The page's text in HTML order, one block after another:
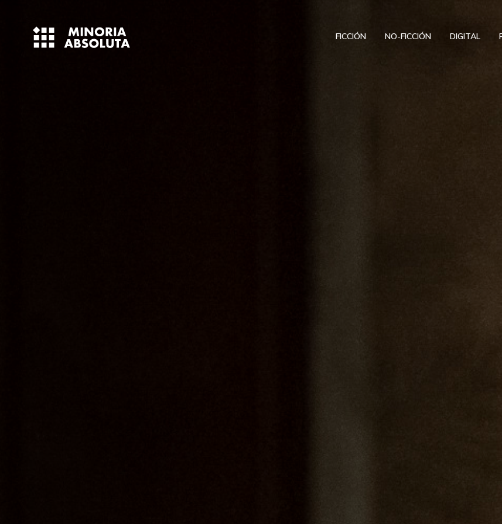
FICCIÓN NO-FICCIÓN DIGITAL